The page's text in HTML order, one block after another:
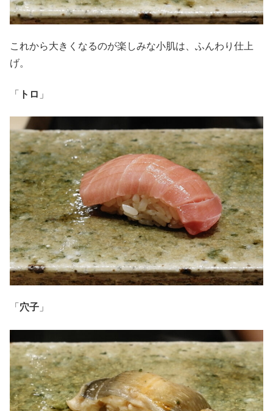
これから大きくなるのが楽しみな小肌は、ふんわり仕上
げ。
「 トロ 」
「 穴子 」